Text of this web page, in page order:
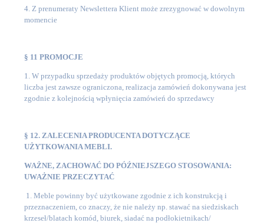
4. Z prenumeraty Newslettera Klient może zrezygnować w dowolnym
momencie
§ 11 PROMOCJE
1. W przypadku sprzedaży produktów objętych promocją, których
liczba jest zawsze ograniczona, realizacja zamówień dokonywana jest
zgodnie z kolejnością wpłynięcia zamówień do sprzedawcy
§ 12. ZALECENIA PRODUCENTA DOTYCZĄCE
UŻYTKOWANIA MEBLI.
WAŻNE, ZACHOWAĆ DO PÓŹNIEJSZEGO STOSOWANIA:
UWAŻNIE PRZECZYTAĆ
1. Meble powinny być użytkowane zgodnie z ich konstrukcją i
przeznaczeniem, co znaczy, że nie należy np. stawać na siedziskach
krzeseł/blatach komód, biurek, siadać na podłokietnikach/